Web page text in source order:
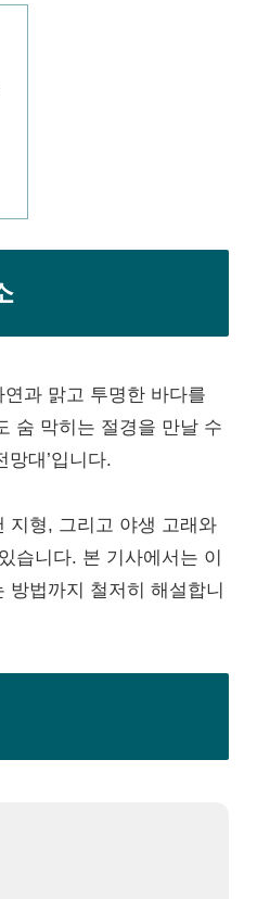
과 맑고 투명한 바다를
숨 막히는 절경을 만날 수
대’입니다.
지형, 그리고 야생 고래와
습니다. 본 기사에서는 이
법까지 철저히 해설합니